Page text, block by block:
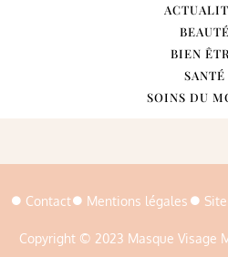
BEAUTÉ
BIEN
SANTÉ
SOINS DU
Copyright © 2023 Masque Visage
Contact Mentions légales